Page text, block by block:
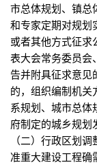
市总体规划、镇总
和专家定期对规划
或者其他方式征求
表大会常务委员会
告并附具征求意
的，组织编制机关
系规划、城市总
府制定的城乡规
（二）行政区划
准重大建设工程